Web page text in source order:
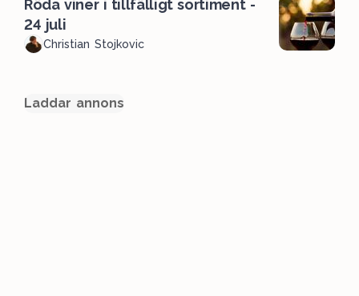
Röda viner i tillfälligt sortiment -
24 juli
Christian Stojkovic
Laddar annons